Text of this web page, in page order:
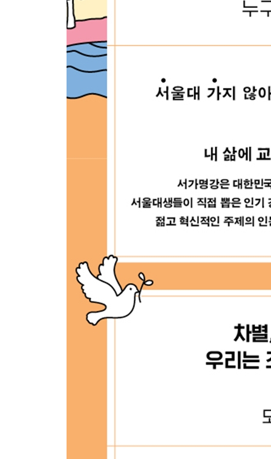
4부 오늘부터 타인 지향적 삶과 이별합니다
타인의 욕망이 삶을 지배하다
똑같은 목표를 향해 달려가는 사회
우리는 언제부터 실패를 두려워하는가